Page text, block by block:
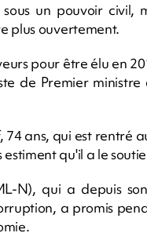
un pouvoir civil,
plus ouvertement.
pour être élu en
de Premier
ans, qui est rentré
qu'il a le
N), qui a depuis
a promis